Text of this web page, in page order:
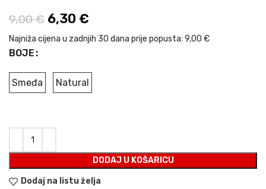
9,00€ Izvorna cijena bila je: 9,00 €.
6,30 €
Najniža cijena u zadnjih 30 dana prije popusta: 9,00 €
BOJE
Smeđa Natural
DODAJ U KOŠARICU
Dodaj na listu želja